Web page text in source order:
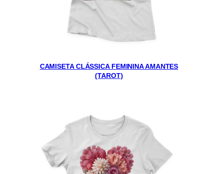
CAMISETA CLÁSSICA FEMININA AMANTES
(TAROT)